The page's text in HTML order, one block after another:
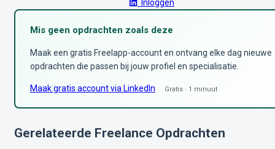
Inloggen
Mis geen opdrachten zoals deze
Maak een gratis Freelapp-account en ontvang elke dag nieuwe
opdrachten die passen bij jouw profiel en specialisatie.
Maak gratis account via LinkedIn Gratis · 1 minuut
Gerelateerde Freelance Opdrachten